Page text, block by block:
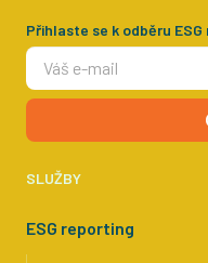
Přihlaste se k odběru ESG
SLUŽBY
ESG reporting